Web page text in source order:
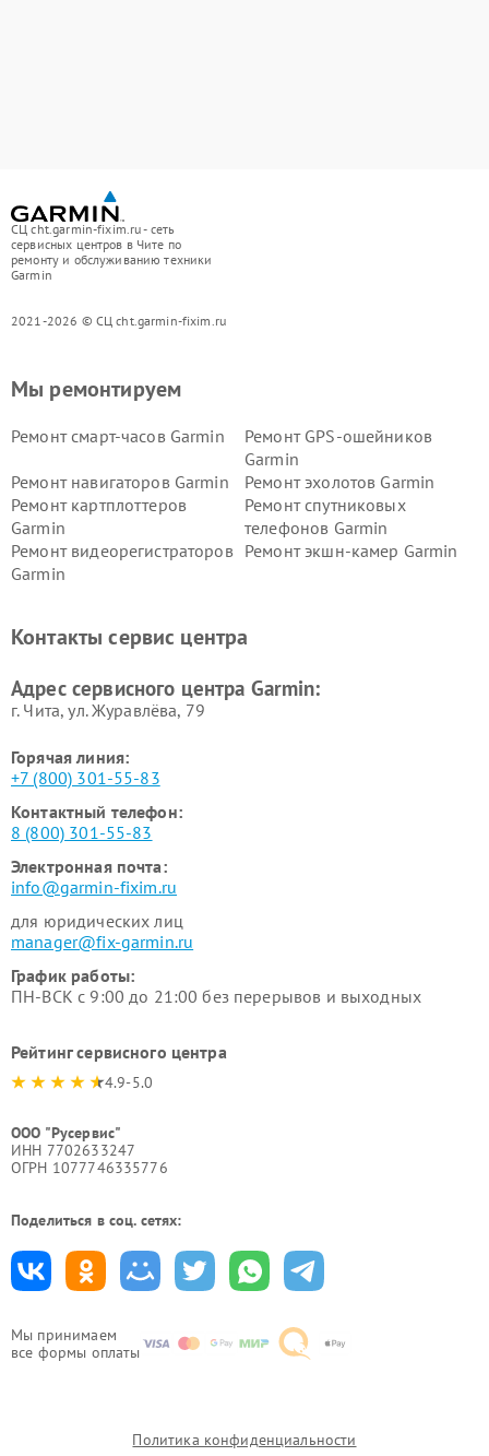
СЦ cht.garmin-fixim.ru - сеть
сервисных центров в Чите по
ремонту и обслуживанию техники
Garmin
2021-2026 © СЦ cht.garmin-fixim.ru
Мы принимаем
все формы оплаты
Мы ремонтируем
Ремонт смарт-часов Garmin
Ремонт GPS-ошейников
Garmin
Ремонт навигаторов Garmin
Ремонт эхолотов Garmin
Ремонт картплоттеров
Garmin
Ремонт спутниковых
телефонов Garmin
Ремонт видеорегистраторов
Garmin
Ремонт экшн-камер Garmin
Контакты сервис центра
Адрес сервисного центра Garmin:
г. Чита, ул. Журавлёва, 79
Горячая линия:
+7 (800) 301-55-83
Контактный телефон:
8 (800) 301-55-83
Электронная почта:
info@garmin-fixim.ru
для юридических лиц
manager@fix-garmin.ru
График работы:
ПН-ВСК с 9:00 до 21:00 без перерывов и выходных
Рейтинг сервисного центра
4.9-5.0
ООО "Русервис"
ИНН 7702633247
ОГРН 1077746335776
Поделиться в соц. сетях:
Политика конфиденциальности